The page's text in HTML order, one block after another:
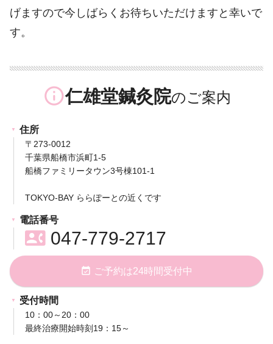
げますので今しばらくお待ちいただけますと幸いで
す。
info_outline仁雄堂鍼灸院
住所
〒273-0012
千葉県船橋市浜町1-5
船橋ファミリータウン3号棟101-1
TOKYO-BAY ららぽーとの近くです
電話番号
contact_phone047-779-2717
event_available ご予約は24時間受付中
受付時間
10：00～20：00
最終治療開始時刻19：15～